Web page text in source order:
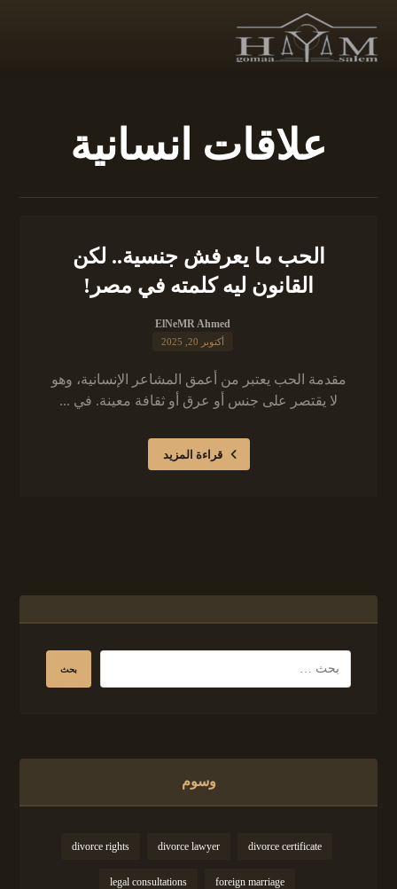
علاقات انسانية
الحب ما يعرفش جنسية.. لكن
القانون ليه كلمته في مصر!
ElNeMR Ahmed
أكتوبر 20, 2025
مقدمة الحب يعتبر من أعمق المشاعر الإنسانية، وهو
لا يقتصر على جنس أو عرق أو ثقافة معينة. في ...
قراءة المزيد
وسوم
divorce certificate
divorce lawyer
divorce rights
foreign marriage
legal consultations